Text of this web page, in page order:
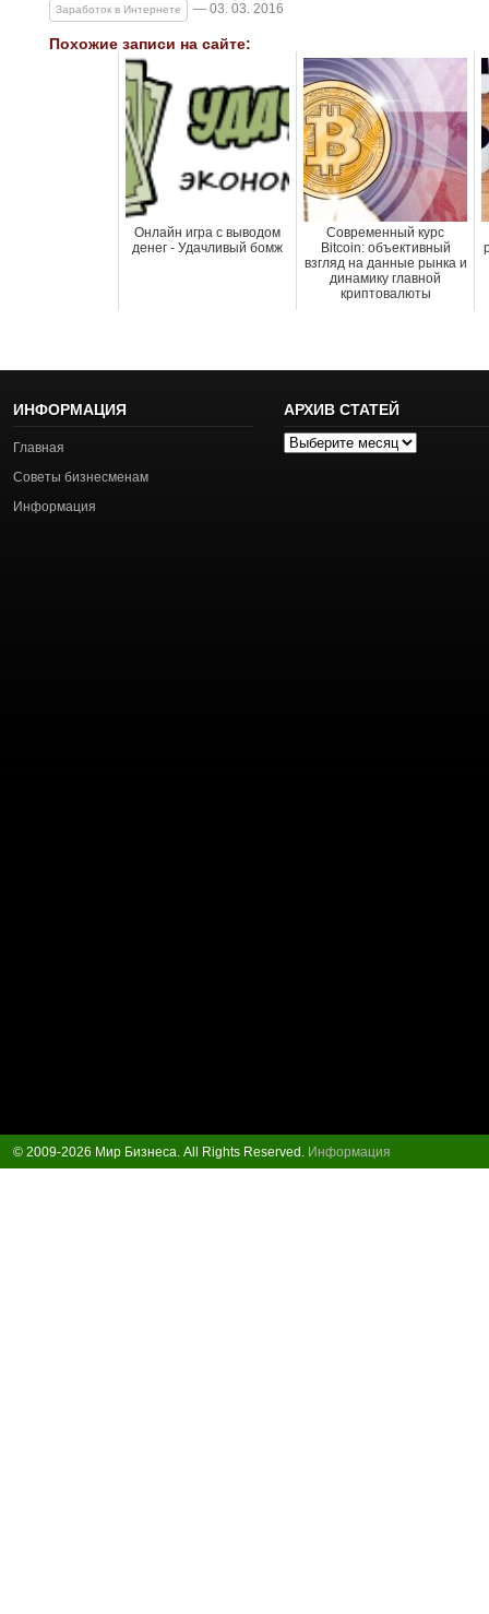
Заработок в Интернете — 03. 03. 2016
Похожие записи на сайте:
Онлайн игра с выводом
денег - Удачливый бомж
Современный курс
Bitcoin: объективный
взгляд на данные рынка и
динамику главной
криптовалюты
ИНФОРМАЦИЯ
Главная
Советы бизнесменам
Информация
АРХИВ СТАТЕЙ
Архив
© 2009-2026 Мир Бизнеса. All Rights Reserved. Информация